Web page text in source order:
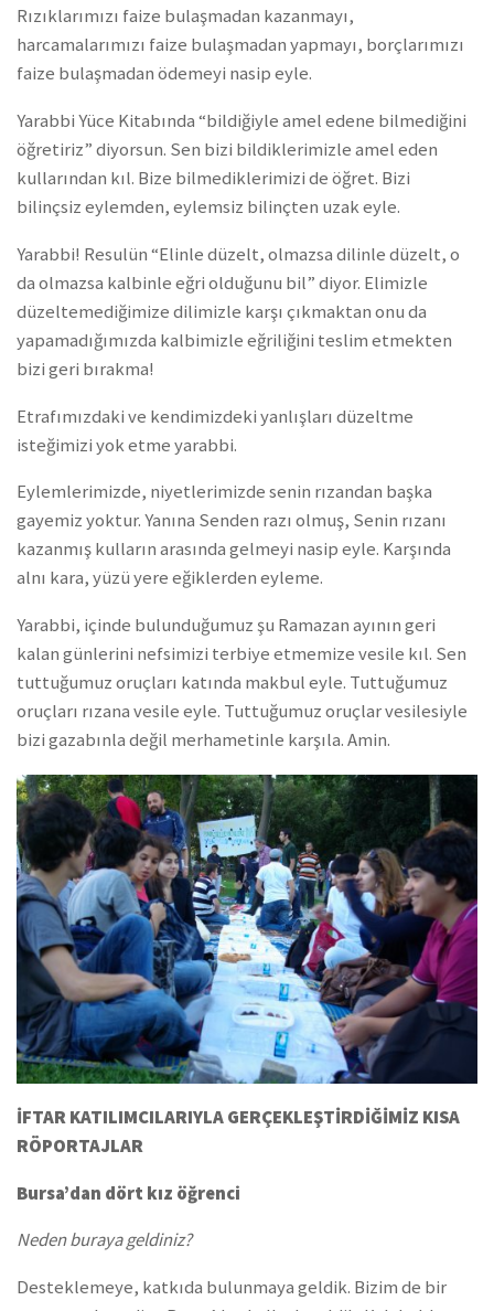
Rızıklarımızı faize bulaşmadan kazanmayı,
harcamalarımızı faize bulaşmadan yapmayı, borçlarımızı
faize bulaşmadan ödemeyi nasip eyle.
Yarabbi Yüce Kitabında “bildiğiyle amel edene bilmediğini
öğretiriz” diyorsun. Sen bizi bildiklerimizle amel eden
kullarından kıl. Bize bilmediklerimizi de öğret. Bizi
bilinçsiz eylemden, eylemsiz bilinçten uzak eyle.
Yarabbi! Resulün “Elinle düzelt, olmazsa dilinle düzelt, o
da olmazsa kalbinle eğri olduğunu bil” diyor. Elimizle
düzeltemediğimize dilimizle karşı çıkmaktan onu da
yapamadığımızda kalbimizle eğriliğini teslim etmekten
bizi geri bırakma!
Etrafımızdaki ve kendimizdeki yanlışları düzeltme
isteğimizi yok etme yarabbi.
Eylemlerimizde, niyetlerimizde senin rızandan başka
gayemiz yoktur. Yanına Senden razı olmuş, Senin rızanı
kazanmış kulların arasında gelmeyi nasip eyle. Karşında
alnı kara, yüzü yere eğiklerden eyleme.
Yarabbi, içinde bulunduğumuz şu Ramazan ayının geri
kalan günlerini nefsimizi terbiye etmemize vesile kıl. Sen
tuttuğumuz oruçları katında makbul eyle. Tuttuğumuz
oruçları rızana vesile eyle. Tuttuğumuz oruçlar vesilesiyle
bizi gazabınla değil merhametinle karşıla. Amin.
İFTAR KATILIMCILARIYLA GERÇEKLEŞTİRDİĞİMİZ KISA
RÖPORTAJLAR
Bursa’dan dört kız öğrenci
Neden buraya geldiniz?
Desteklemeye, katkıda bulunmaya geldik. Bizim de bir